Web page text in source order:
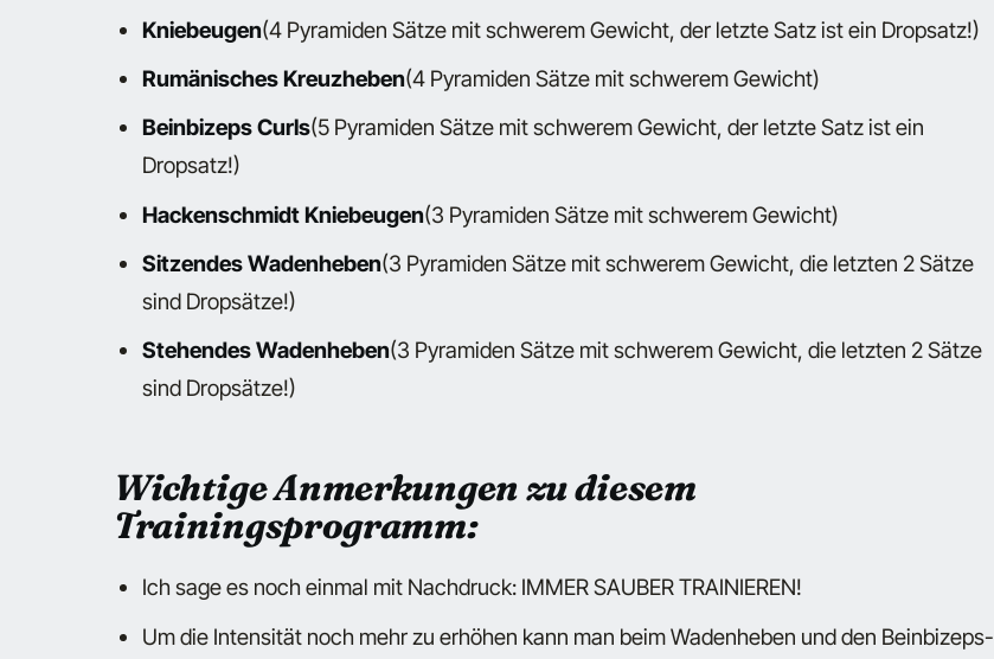
Kniebeugen(4 Pyramiden Sätze mit schwerem Gewicht, der letzte Satz ist ein Dropsatz!)
Rumänisches Kreuzheben(4 Pyramiden Sätze mit schwerem Gewicht)
Beinbizeps Curls(5 Pyramiden Sätze mit schwerem Gewicht, der letzte Satz ist ein
Dropsatz!)
Hackenschmidt Kniebeugen(3 Pyramiden Sätze mit schwerem Gewicht)
Sitzendes Wadenheben(3 Pyramiden Sätze mit schwerem Gewicht, die letzten 2 Sätze
sind Dropsätze!)
Stehendes Wadenheben(3 Pyramiden Sätze mit schwerem Gewicht, die letzten 2 Sätze
sind Dropsätze!)
Wichtige Anmerkungen zu diesem
Trainingsprogramm:
Ich sage es noch einmal mit Nachdruck: IMMER SAUBER TRAINIEREN!
Um die Intensität noch mehr zu erhöhen kann man beim Wadenheben und den Beinbizeps-